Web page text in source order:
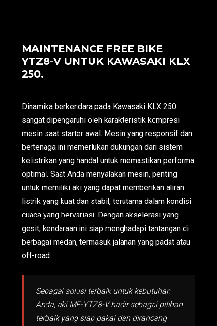
MAINTENANCE FREE BIKE
YTZ8-V UNTUK KAWASAKI KLX
250.
Dinamika berkendara pada Kawasaki KLX 250
sangat dipengaruhi oleh karakteristik kompresi
mesin saat starter awal. Mesin yang responsif dan
bertenaga ini memerlukan dukungan dari sistem
kelistrikan yang handal untuk memastikan performa
optimal. Saat Anda menyalakan mesin, penting
untuk memiliki aki yang dapat memberikan aliran
listrik yang kuat dan stabil, terutama dalam kondisi
cuaca yang bervariasi. Dengan akselerasi yang
gesit, kendaraan ini siap menghadapi tantangan di
berbagai medan, termasuk jalanan yang padat atau
off-road.
Sebagai solusi terbaik untuk kebutuhan
Anda, aki MF-YTZ8-V hadir sebagai pilihan
terbaik yang siap pakai dan dirancang